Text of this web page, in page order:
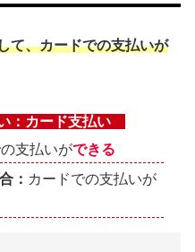
て、カードでの支払いが
：カード支払い
支払いができる
： カードでの支払いが